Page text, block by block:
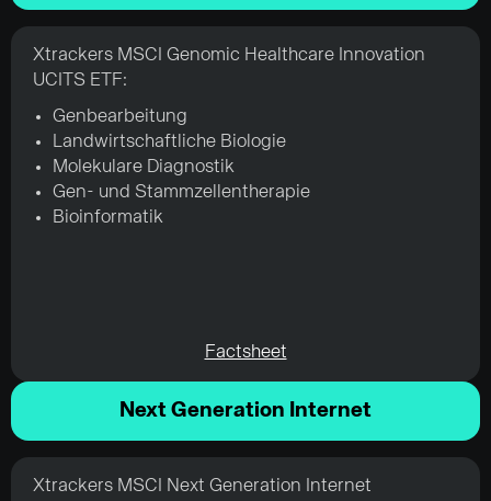
Xtrackers MSCI Genomic Healthcare Innovation
UCITS ETF:
Genbearbeitung
Landwirtschaftliche Biologie
Molekulare Diagnostik
Gen- und Stammzellentherapie
Bioinformatik
Factsheet
Next Generation Internet
Xtrackers MSCI Next Generation Internet